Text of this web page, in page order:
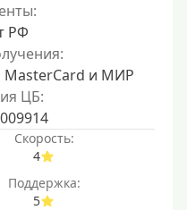
РФ
MasterCard и МИР
ЦБ:
Скорость:
4
Поддержка:
5